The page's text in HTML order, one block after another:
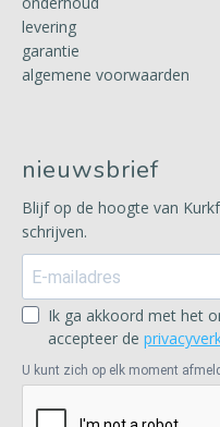
levering
garantie
algemene voorwaarden
nieuwsbrief
Blijf op de hoogte van
schrijven.
Ik ga akkoord met het
accepteer de
U kunt zich op elk moment